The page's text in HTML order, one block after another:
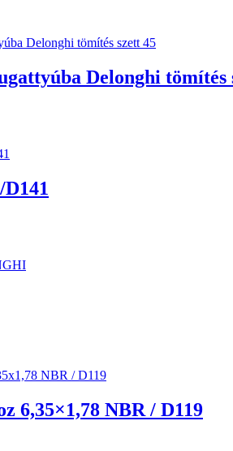
Delonghi tömítés
6,35×1,78 NBR / D119